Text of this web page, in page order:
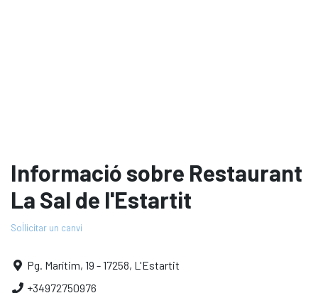
Informació sobre Restaurant
La Sal de l'Estartit
Sol·licitar un canvi
Pg. Marítim, 19 - 17258, L'Estartit
+34972750976